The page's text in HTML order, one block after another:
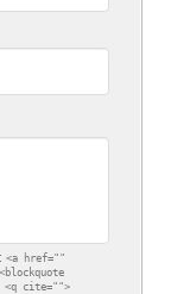
: <a href=""
<q cite="">